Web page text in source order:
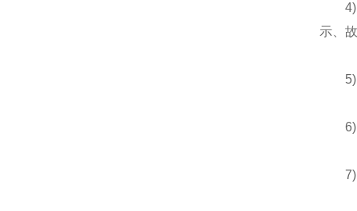
4)控
示、
5)电
6)电
7)电